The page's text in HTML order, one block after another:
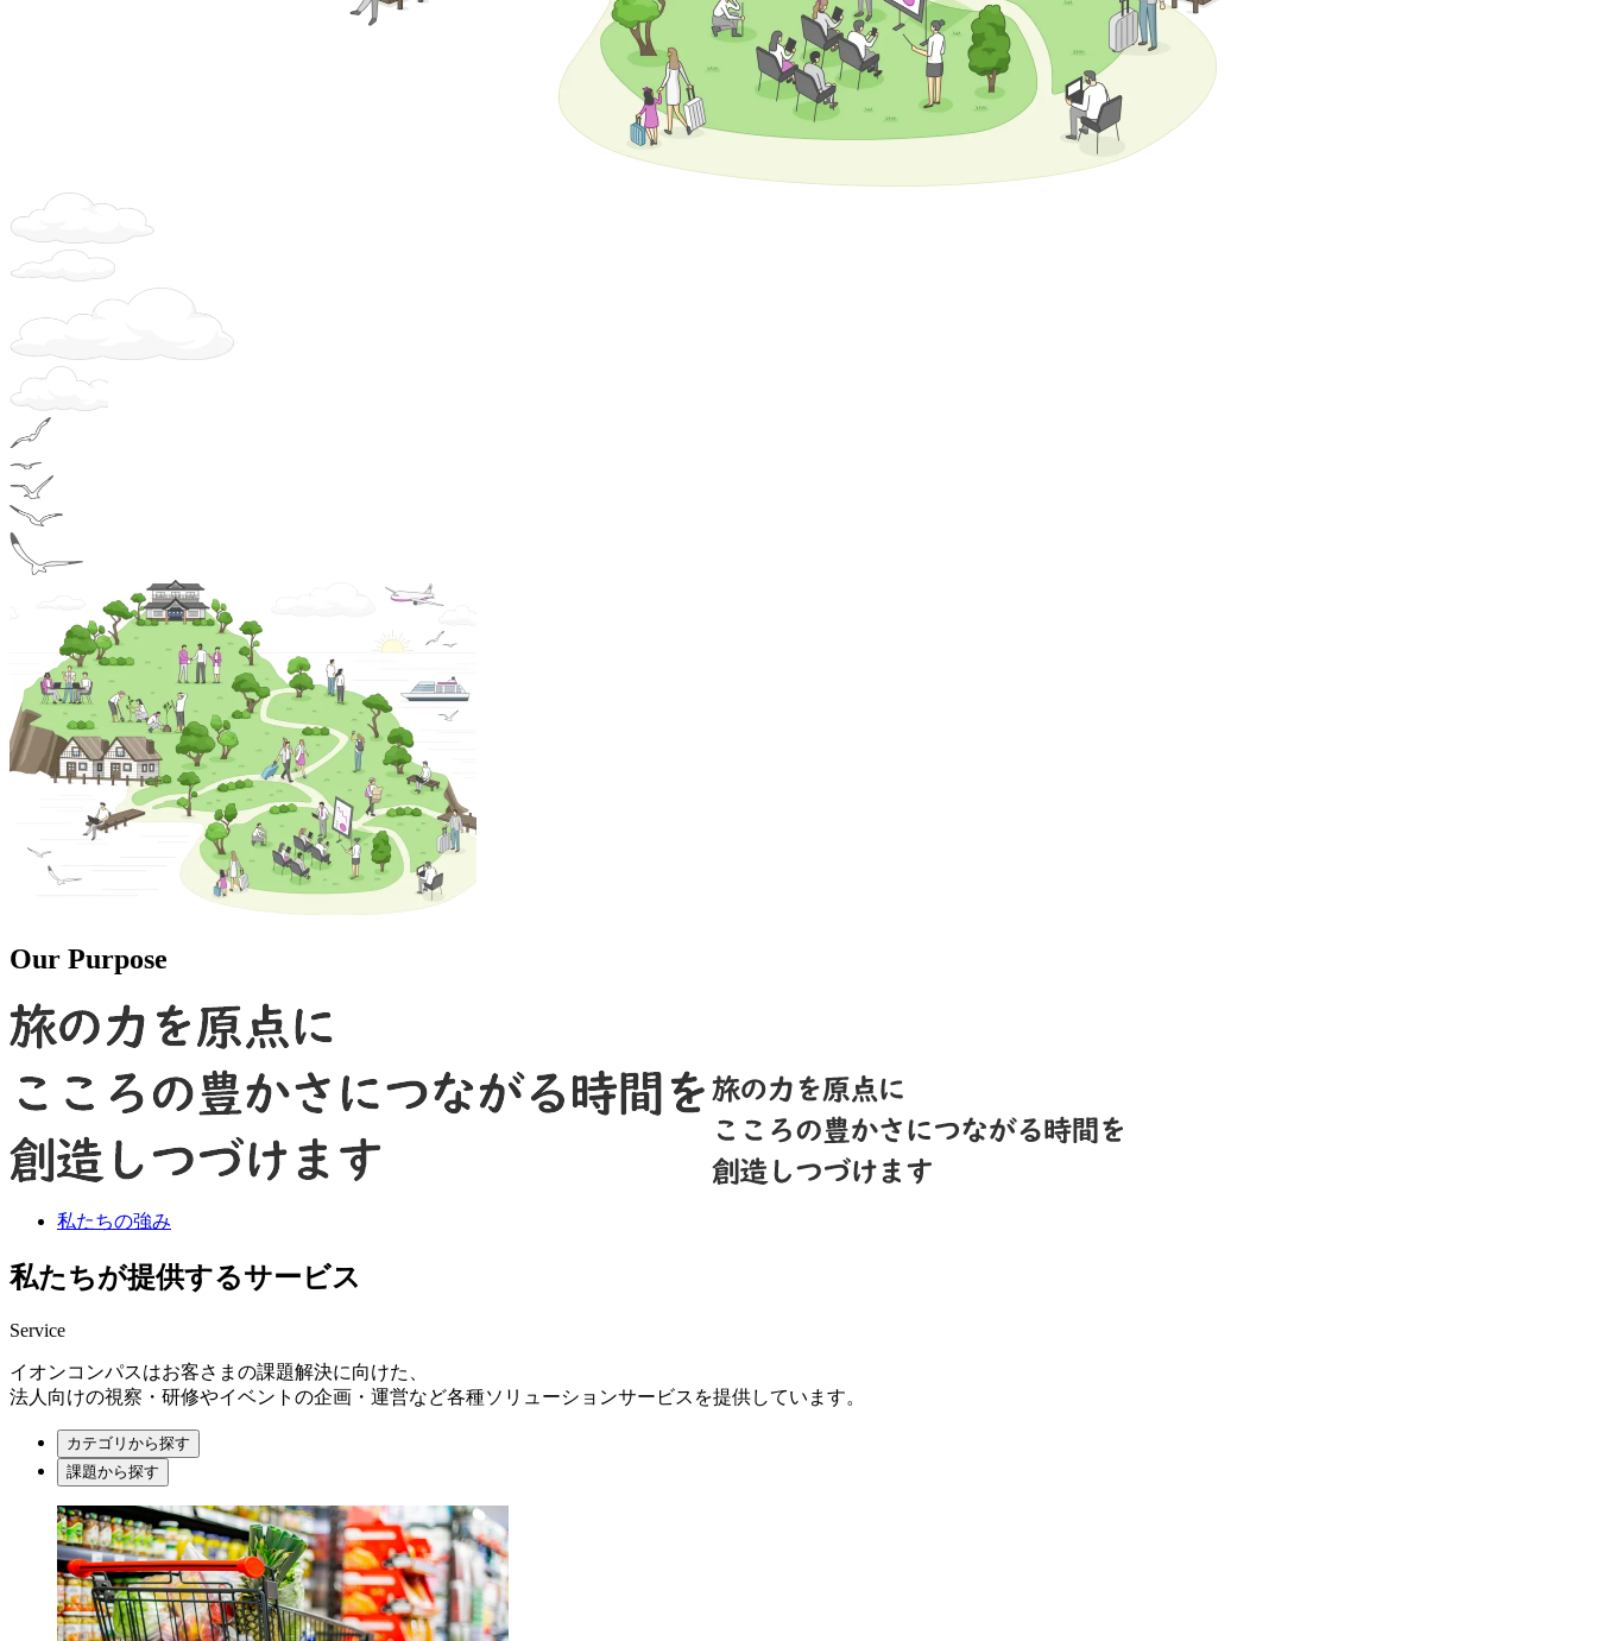
Our Purpose
私たちの強み
私たちが提供するサービス
Service
イオンコンパスはお客さまの課題解決に向けた、
法人向けの視察・研修やイベントの企画・運営など各種ソリューションサービスを提供しています。
カテゴリから探す
課題から探す